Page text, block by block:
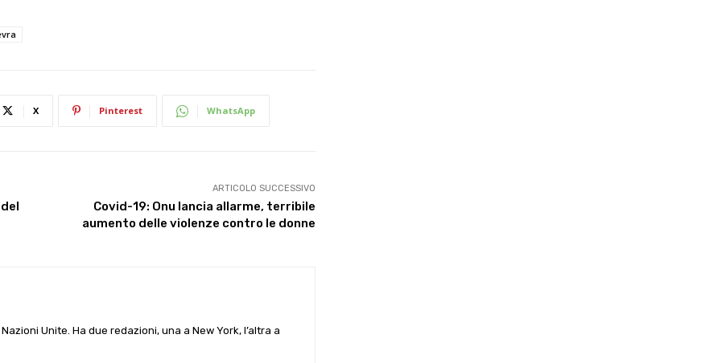
X Pinterest WhatsApp
ARTICOLO SUCCESSIVO
Covid-19: Onu lancia allarme, terribile
aumento delle violenze contro le donne
Unite. Ha due redazioni, una a New York, l’altra a